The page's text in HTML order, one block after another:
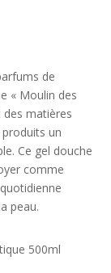
de
« Moulin des
des matières
un
Ce gel douche
comme
peau.
500ml